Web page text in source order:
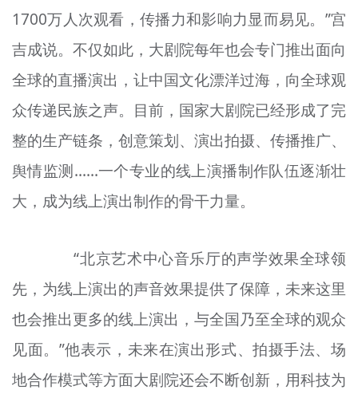
1700万人次观看，传播力和影响力显而易见。”宫
吉成说。不仅如此，大剧院每年也会专门推出面向
全球的直播演出，让中国文化漂洋过海，向全球观
众传递民族之声。目前，国家大剧院已经形成了完
整的生产链条，创意策划、演出拍摄、传播推广、
舆情监测……一个专业的线上演播制作队伍逐渐壮
大，成为线上演出制作的骨干力量。
“北京艺术中心音乐厅的声学效果全球领
先，为线上演出的声音效果提供了保障，未来这里
也会推出更多的线上演出，与全国乃至全球的观众
见面。”他表示，未来在演出形式、拍摄手法、场
地合作模式等方面大剧院还会不断创新，用科技为